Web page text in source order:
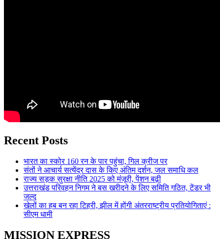
Recent Posts
भारत का स्कोर 160 रन के पार पहुंचा, गिल क्रीज पर
संतों ने आचार्य सत्येंद्र दास के किए अंतिम दर्शन, जल समाधि कल
राज्य सड़क सुरक्षा नीति 2025 को मंजूरी, पेंशन बढ़ी
उत्तराखंड परिवहन निगम ने बस खरीदने के लिए समिति गठित, टेंडर भी
जल्द
खेलों का हब बन रहा टिहरी, झील में होंगी अंतरराष्ट्रीय प्रतियोगिताएं :
सीएम धामी
MISSION EXPRESS